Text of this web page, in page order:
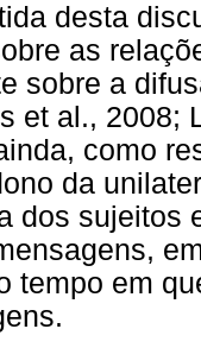
desta
as
sobre a
et al., 2008;
como
da
dos sujeitos
tempo em